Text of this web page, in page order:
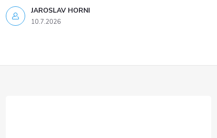
JAROSLAV HORNI
10.7.2026